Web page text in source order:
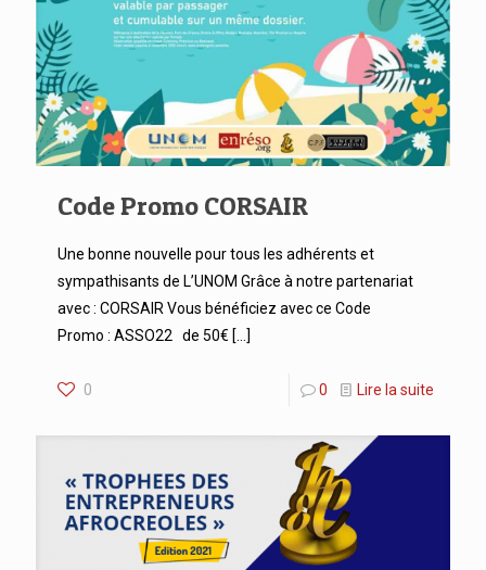
Code Promo CORSAIR
Une bonne nouvelle pour tous les adhérents et
sympathisants de L’UNOM Grâce à notre partenariat
avec : CORSAIR Vous bénéficiez avec ce Code
Promo : ASSO22 de 50€ […]
0 0 Lire la suite